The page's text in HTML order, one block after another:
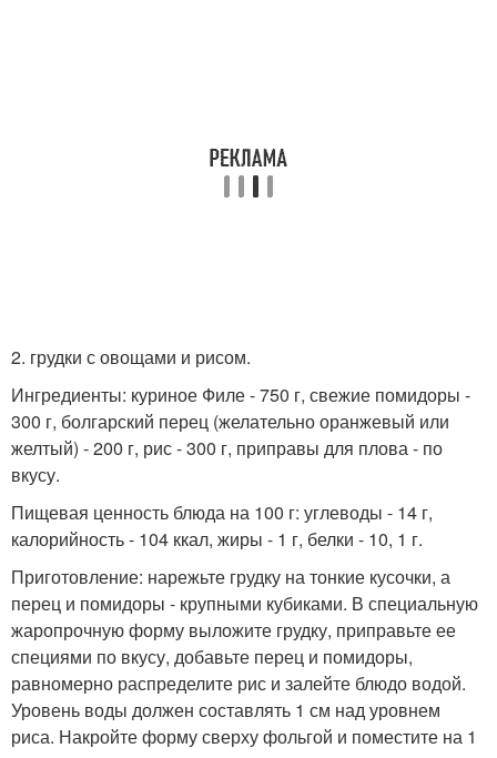
2. грудки с овощами и рисом.
Ингредиенты: куриное Филе - 750 г, свежие помидоры -
300 г, болгарский перец (желательно оранжевый или
желтый) - 200 г, рис - 300 г, приправы для плова - по
вкусу.
Пищевая ценность блюда на 100 г: углеводы - 14 г,
калорийность - 104 ккал, жиры - 1 г, белки - 10, 1 г.
Приготовление: нарежьте грудку на тонкие кусочки, а
перец и помидоры - крупными кубиками. В специальную
жаропрочную форму выложите грудку, приправьте ее
специями по вкусу, добавьте перец и помидоры,
равномерно распределите рис и залейте блюдо водой.
Уровень воды должен составлять 1 см над уровнем
риса. Накройте форму сверху фольгой и поместите на 1